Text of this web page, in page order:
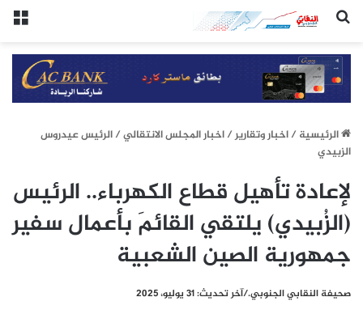
(النقابي الجنوبي:/خاص.)
الرئيسيِة/اخبار وتقارير/اخبار المجلس الانتقالي/الرئيس عيدروس
الزبيدي
لإعادة تأهيل قطاع الكهرباء.. الرئيس
(الزُبيدي) يلتقي القائمَ بأعمال سفير
جمهورية الصين الشعبية
صحيفة النقابي الجنوبي./آخر تحديث: 31 يوليو، 2025